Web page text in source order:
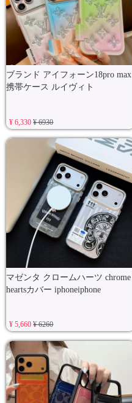
ブランド アイフォーン18pro max
携帯ケース ルイヴィト
¥ 6,330¥ 6930
マゼンタ クロームハーツ chrome
heartsカバー iphoneiphone
¥ 5,660¥ 6260